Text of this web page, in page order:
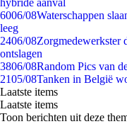
hybride aanval
6006/08Waterschappen
leeg
2406/08Zorgmedewerkster
ontslagen
3806/08Random Pics van
2105/08Tanken in België
Laatste items
Laatste items
Toon berichten uit deze